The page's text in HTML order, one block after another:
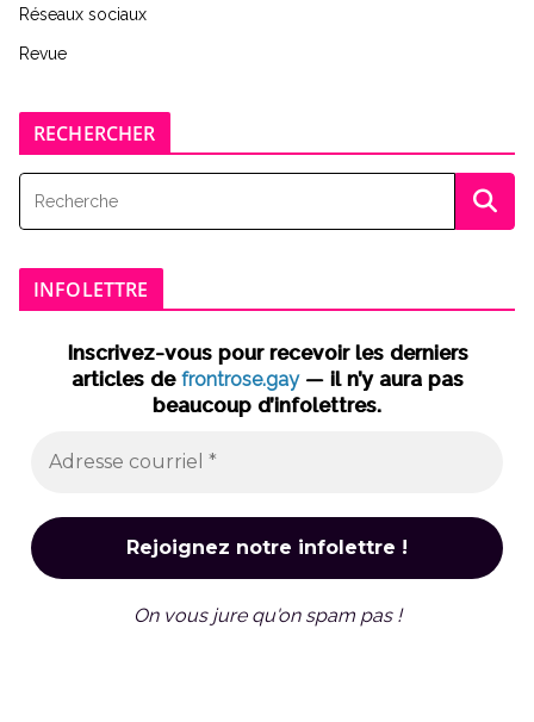
Réseaux sociaux
Revue
RECHERCHER
INFOLETTRE
Inscrivez-vous pour recevoir les derniers
articles de frontrose.gay— il n’y aura pas
beaucoup d’infolettres.
On vous jure qu'on spam pas !